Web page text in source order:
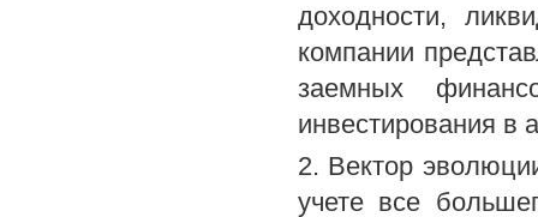
доходности,
компании
заемных
инвестирования в
2. Вектор
учете все